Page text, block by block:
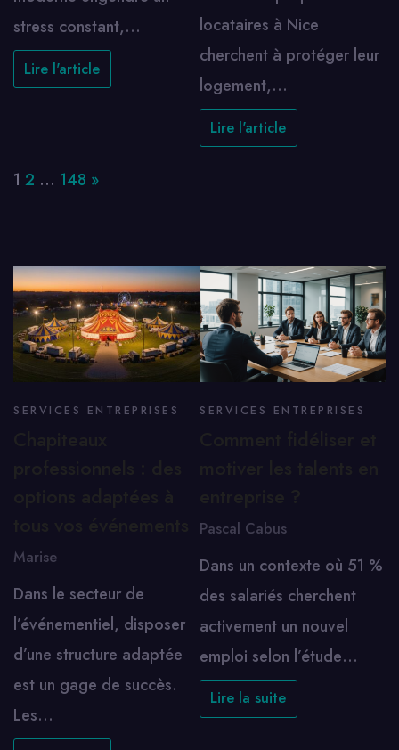
stress constant,…
Lire l'article
locataires à Nice
cherchent à protéger leur
logement,…
Lire l'article
Page:
1 2 … 148 Next
»
SERVICES ENTREPRISES
Marise
Dans le secteur de
l’événementiel, disposer
d’une structure adaptée
est un gage de succès.
Les…
SERVICES ENTREPRISES
Pascal Cabus
Dans un contexte où 51 %
des salariés cherchent
activement un nouvel
emploi selon l’étude…
Lire la suite